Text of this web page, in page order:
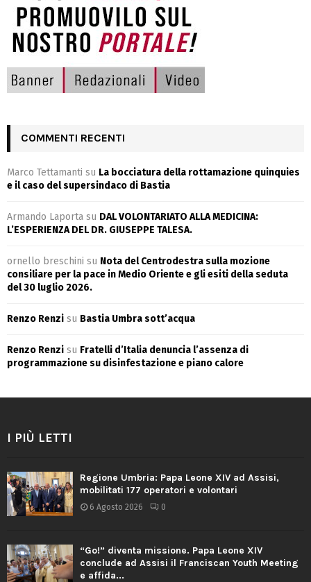
COMMENTI RECENTI
Marco Tettamanti su La bocciatura della rottamazione quinquies
e il caso del supersindaco di Bastia
Armando Laporta su DAL VOLONTARIATO ALLA MEDICINA:
L’ESPERIENZA DEL DR. GIUSEPPE TALESA.
ornello breschini su Nota del Centrodestra sulla mozione
consiliare per la pace in Medio Oriente e gli esiti della seduta
del 30 luglio 2026.
Renzo Renzi su Bastia Umbra sott’acqua
Renzo Renzi su Fratelli d’Italia denuncia l’assenza di
programmazione su disinfestazione e piano calore
I PIÙ LETTI
Regione Umbria: Papa Leone XIV ad Assisi,
mobilitati 177 operatori e volontari
6 Agosto 2026 0
“Go!” diventa missione. Papa Leone XIV
conclude ad Assisi il Franciscan Youth Meeting
e affida...